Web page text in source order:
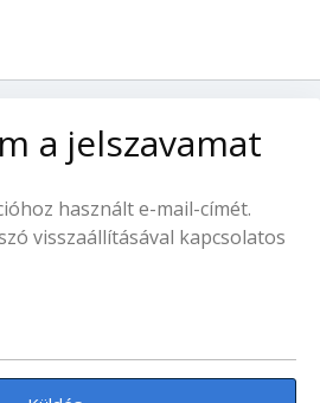
a jelszavamat
használt e-mail-címét.
visszaállításával kapcsolatos